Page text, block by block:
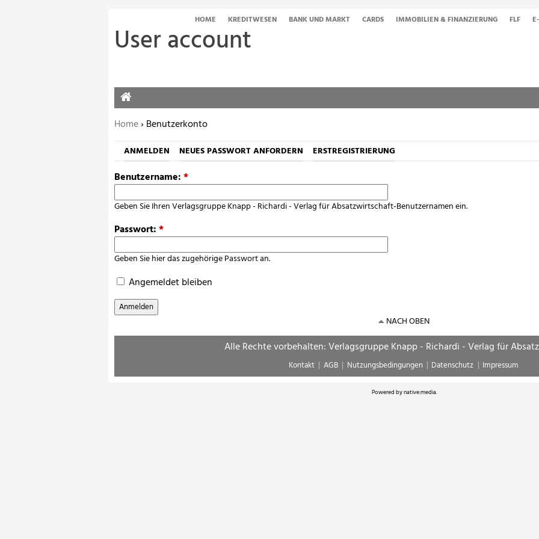
User account
HOME KREDITWESEN BANK UND MARKT CARDS IMMOBILIEN & FINANZIERUNG FLF
Sie befinden sich hier:
Home› Benutzerkonto
ANMELDEN NEUES PASSWORT ANFORDERN ERSTREGISTRIERUNG
Benutzername:*
Geben Sie Ihren Verlagsgruppe Knapp - Richardi - Verlag für Absatzwirtschaft-Benutzernamen ein.
Passwort:*
Geben Sie hier das zugehörige Passwort an.
Angemeldet bleiben
HOME
NACH OBEN
Alle Rechte vorbehalten: Verlagsgruppe Knapp - Richardi - Verlag für
Kontakt AGB Nutzungsbedingungen Datenschutz Impressum
Powered bynative:media.